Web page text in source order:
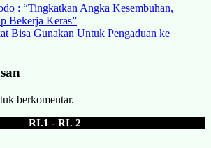
: “Tingkatkan Angka Kesembuhan,
Bekerja Keras”
Bisa Gunakan Untuk Pengaduan ke
berkomentar.
RI.1 - RI. 2